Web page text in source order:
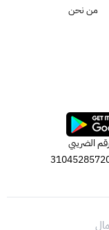
من نحن
الضريبي